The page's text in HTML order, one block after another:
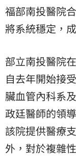
福部南投醫院
將系統穩定，
部立南投醫院
自去年開始接
臟血管內科系
政廷醫師的領
該院提供醫療
外，對於複雜